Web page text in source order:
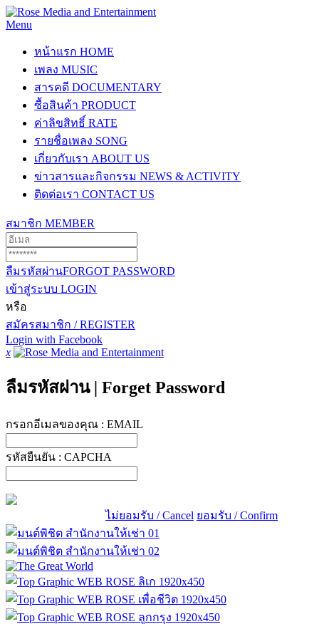
Menu
หน้าแรก HOME
เพลง MUSIC
สารคดี DOCUMENTARY
ซื้อสินค้า PRODUCT
ค่าลิขสิทธิ์ RATE
รายชื่อเพลง SONG
เกี่ยวกับเรา ABOUT US
ข่าวสารและกิจกรรม NEWS & ACTIVITY
ติดต่อเรา CONTACT US
สมาชิก MEMBER
ลืมรหัสผ่านFORGOT PASSWORD
เข้าสู่ระบบ LOGIN
หรือ
สมัครสมาชิก / REGISTER
Login with Facebook
x
ลืมรหัสผ่าน | Forget Password
กรอกอีเมลของคุณ : EMAIL
รหัสยืนยัน : CAPCHA
ไม่ยอมรับ / Cancel ยอมรับ / Confirm